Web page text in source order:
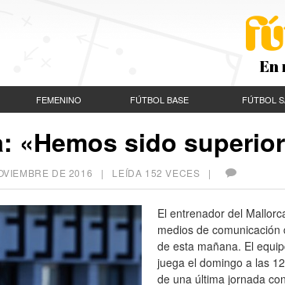
En
FEMENINO FÚTBOL BASE FÚTBOL
«Hemos sido
DE 2016 | LEÍDA 152 VECES |
El entrenador del
medios de
de esta mañana. El
juega el domingo a las
de una última jornada